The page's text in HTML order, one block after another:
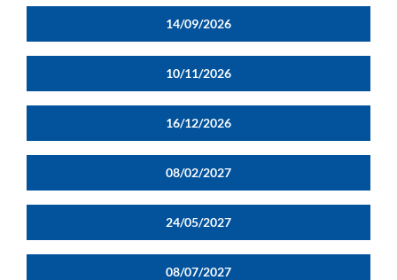
14/09/2026
10/11/2026
16/12/2026
08/02/2027
24/05/2027
08/07/2027